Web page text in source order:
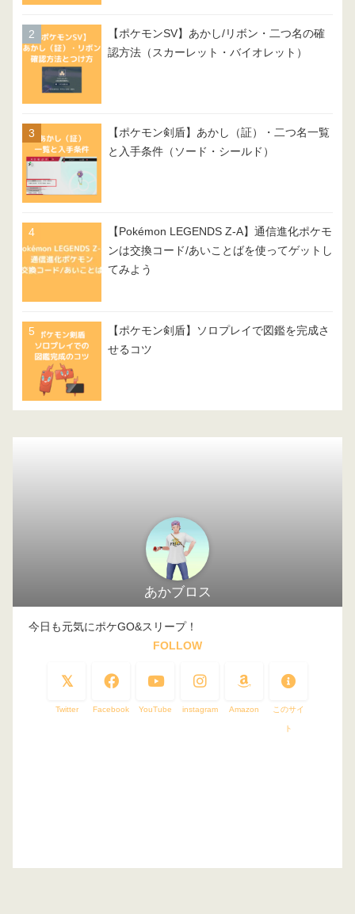
【ポケモンSV】あかし/リボン・二つ名の確
認方法（スカーレット・バイオレット）
【ポケモン剣盾】あかし（証）・二つ名一覧
と入手条件（ソード・シールド）
【Pokémon LEGENDS Z-A】通信進化ポケモ
ンは交換コード/あいことばを使ってゲットし
てみよう
【ポケモン剣盾】ソロプレイで図鑑を完成さ
せるコツ
あかブロス
今日も元気にポケGO&スリープ！
FOLLOW
Twitter Facebook YouTube instagram Amazon このサイ
ト